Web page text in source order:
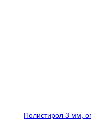
Полистирол 3 мм,